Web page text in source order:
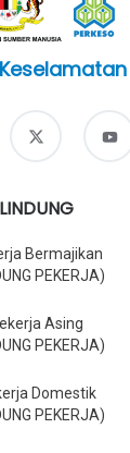
LINDUNG
Bermajikan
PEKERJA)
Asing
PEKERJA)
Domestik
PEKERJA)